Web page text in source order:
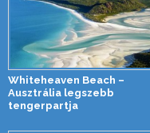
Whiteheaven Beach –
Ausztrália legszebb
tengerpartja